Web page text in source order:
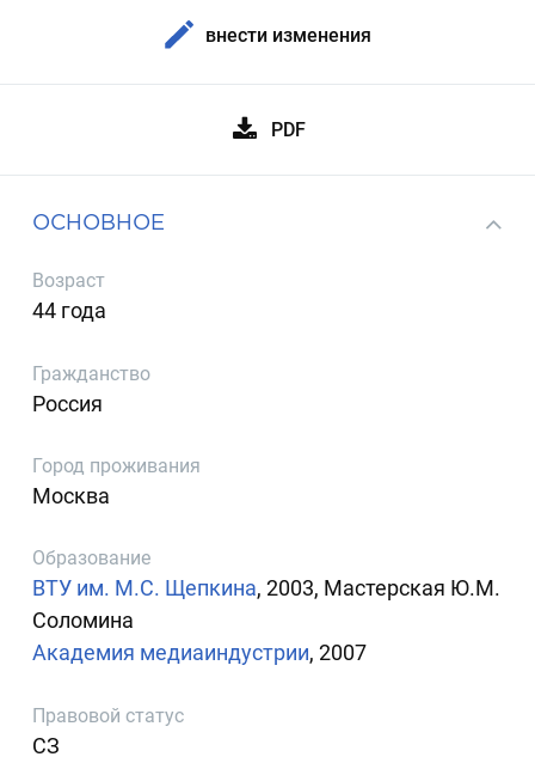
внести изменения
PDF
ОСНОВНОЕ
Возраст
44 года
Гражданство
Россия
Город проживания
Москва
Образование
ВТУ им. М.С. Щепкина, 2003, Мастерская Ю.М.
Соломина
Академия медиаиндустрии, 2007
Правовой статус
СЗ